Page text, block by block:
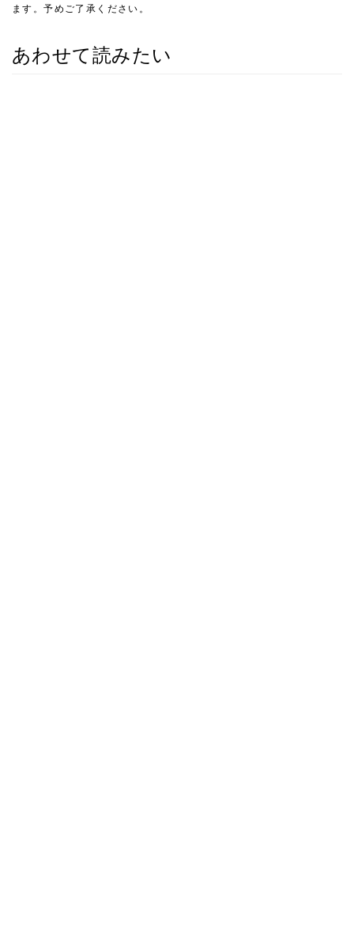
ます。予めご了承ください。
あわせて読みたい